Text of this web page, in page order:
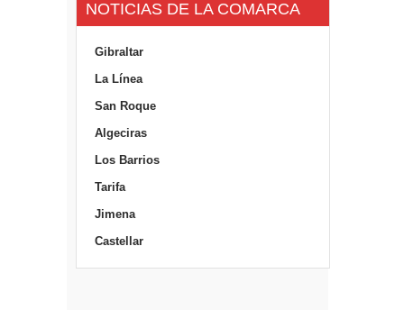
NOTICIAS DE LA COMARCA
Gibraltar
La Línea
San Roque
Algeciras
Los Barrios
Tarifa
Jimena
Castellar